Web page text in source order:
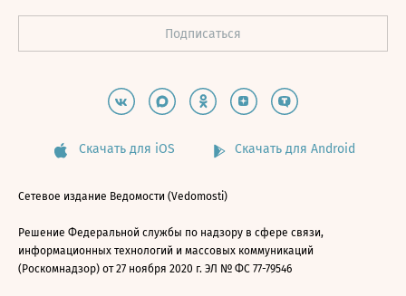
Скачать для iOS Скачать для Android
Сетевое издание Ведомости (Vedomosti)
Решение Федеральной службы по надзору в сфере связи,
информационных технологий и массовых коммуникаций
(Роскомнадзор) от 27 ноября 2020 г. ЭЛ № ФС 77-79546